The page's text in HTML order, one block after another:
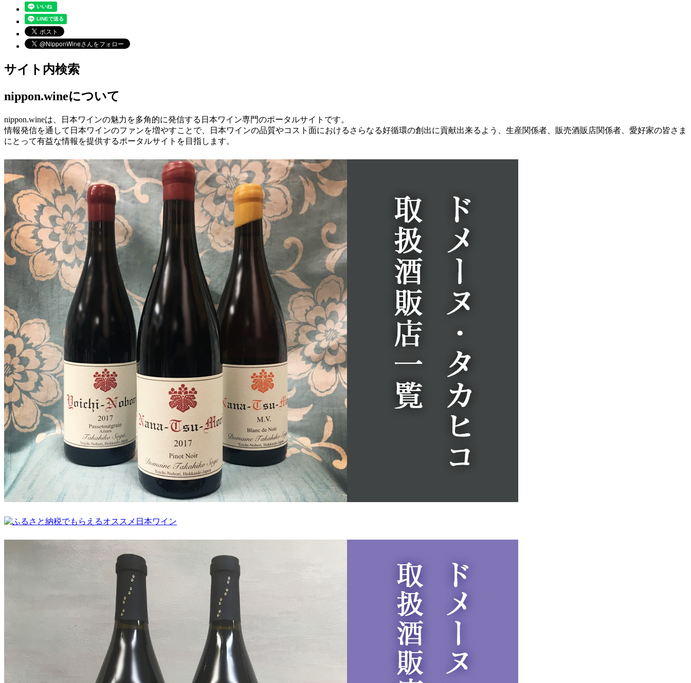
サイト内検索
nippon.wineについて
nippon.wineは、日本ワインの魅力を多角的に発信する日本ワイン専門のポータルサイトです。
情報発信を通して日本ワインのファンを増やすことで、日本ワインの品質やコスト面におけるさらなる好循環の創出に貢献出来るよう、生産関係者、販売酒販店関係者、愛好家の皆さま
にとって有益な情報を提供するポータルサイトを目指します。